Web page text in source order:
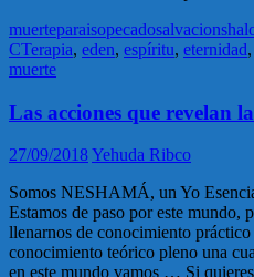
muerteparaisopecadosalvacion
CTerapia, eden, espíritu, eternidad,
muerte
Las acciones que revelan
27/09/2018Yehuda Ribco
Somos NESHAMÁ, un Yo
Estamos de paso por este mundo,
llenarnos de conocimiento
conocimiento teórico pleno una
en este mundo vamos … Si